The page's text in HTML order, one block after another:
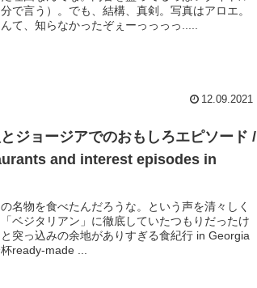
で言う）。でも、結構、真剣。写真はアロエ。
て、知らなかったぞぇーっっっっ.....
12.09.2021
ジョージアでのおもしろエピソード /
and interest episodes in
名物を食べたんだろうな。という声を清々しく
ベジタリアン」に徹底していたつもりだったけ
突っ込みの余地がありすぎる食紀行 in Georgia
ready-made ...